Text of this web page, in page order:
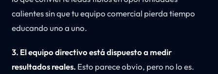
calientes sin que tu equipo comercial pierda tiempo
educando uno a uno.
3. El equipo directivo está dispuesto a medir
resultados reales. Esto parece obvio, pero no lo es.